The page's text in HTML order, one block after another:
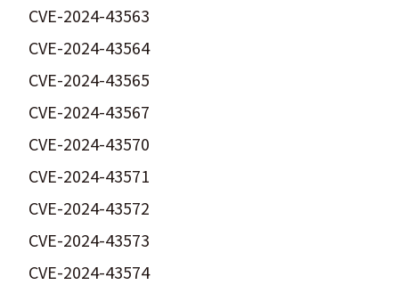
CVE-2024-43563
CVE-2024-43564
CVE-2024-43565
CVE-2024-43567
CVE-2024-43570
CVE-2024-43571
CVE-2024-43572
CVE-2024-43573
CVE-2024-43574